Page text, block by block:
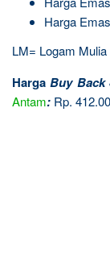
Harga
LM= Logam Mulia
HargaBuy Back
Antam: Rp.